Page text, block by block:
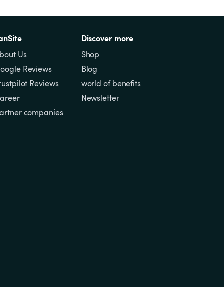
Us
Reviews
Reviews
companies
Discover more
Shop
Blog
world of benefits
Newsletter